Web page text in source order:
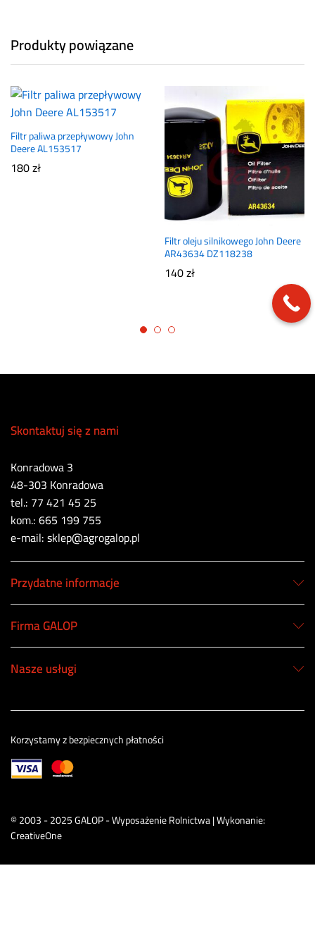
Produkty powiązane
Filtr paliwa przepływowy John
Deere AL153517
180zł
Filtr oleju silnikowego John Deere
AR43634 DZ118238
140zł
Skontaktuj się z nami
Konradowa 3
48-303 Konradowa
tel.: 77 421 45 25
kom.: 665 199 755
e-mail: sklep@agrogalop.pl
Przydatne informacje
Firma GALOP
Nasze usługi
© 2003 - 2025 GALOP - Wyposażenie Rolnictwa | Wykonanie:
CreativeOne
Korzystamy z bezpiecznych płatności